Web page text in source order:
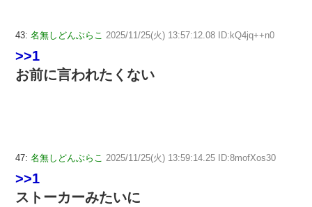
43: 名無しどんぶらこ 2025/11/25(火) 13:57:12.08 ID:kQ4jq++n0
>>1
お前に言われたくない
47: 名無しどんぶらこ 2025/11/25(火) 13:59:14.25 ID:8mofXos30
>>1
ストーカーみたいに